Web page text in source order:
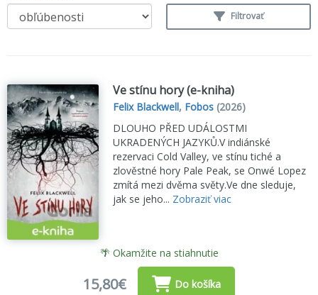
Filtrovať
Ve stínu hory (e-kniha)
Felix Blackwell, Fobos (2026)
DLOUHO PŘED UDÁLOSTMI
UKRADENÝCH JAZYKŮ.V indiánské
rezervaci Cold Valley, ve stínu tiché a
zlověstné hory Pale Peak, se Onwé Lopez
zmítá mezi dvěma světy.Ve dne sleduje,
jak se jeho... Zobraziť viac
🌴 Okamžite na stiahnutie
15,80€ Do košíka